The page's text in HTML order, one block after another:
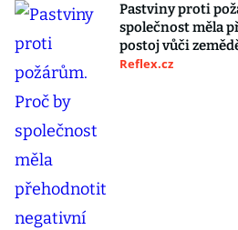
Pastviny proti
společnost měla
postoj vůči
Reflex.cz